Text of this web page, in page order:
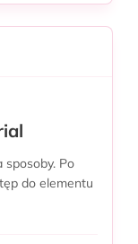
Po
do elementu